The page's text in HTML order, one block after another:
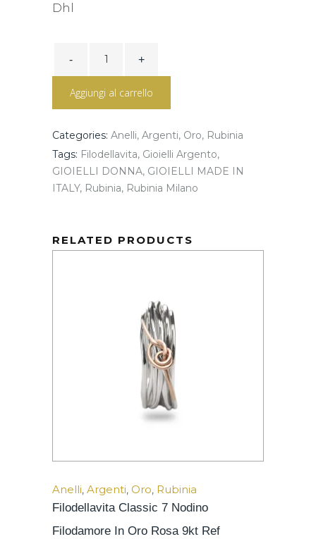
Dhl
Filodellavita
FILI
Aggiungi al carrello
Categories: Anelli, Argenti, Oro, Rubinia
Tags: Filodellavita, Gioielli Argento,
GIOIELLI DONNA, GIOIELLI MADE IN
ITALY, Rubinia, Rubinia Milano
RELATED PRODUCTS
Anelli, Argenti, Oro, Rubinia
Filodellavita Classic 7 Nodino
Filodamore In Oro Rosa 9kt Ref